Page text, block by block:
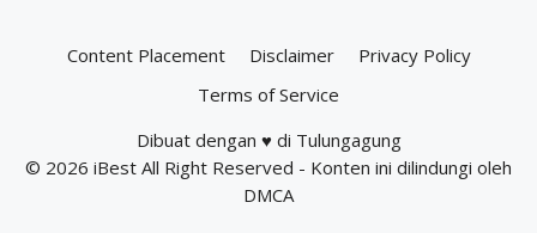
Content Placement Disclaimer
Privacy Policy
Terms of Service
Dibuat dengan ♥ di Tulungagung
© 2026 iBest All Right Reserved - Konten ini dilindungi oleh
DMCA